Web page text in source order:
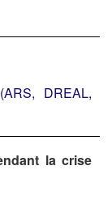
DREAL,
la crise